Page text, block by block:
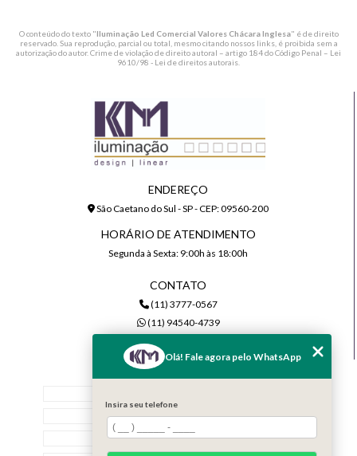
O conteúdo do texto "Iluminação Led Comercial Valores Chácara Inglesa" é de direito
reservado. Sua reprodução, parcial ou total, mesmo citando nossos links, é proibida sem a
autorização do autor. Crime de violação de direito autoral – artigo 184 do Código Penal – Lei
9610/98 - Lei de direitos autorais
ENDEREÇO
São Caetano do Sul - SP - CEP: 09560-200
HORÁRIO DE ATENDIMENTO
Segunda à Sexta: 9:00h às 18:00h
CONTATO
(11) 3777-0567
(11) 94540-4739
Quem Somos
Serviços
Olá! Fale agora pelo WhatsApp
Insira seu telefone